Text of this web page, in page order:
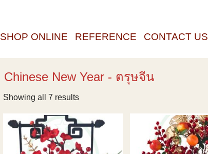
SHOP ONLINE REFERENCE CONTACT US
Chinese New Year - ตรุษจีน
Showing all 7 results